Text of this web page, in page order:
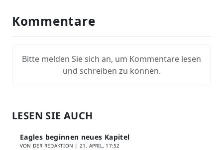
Kommentare
Bitte melden Sie sich an, um Kommentare lesen
und schreiben zu können.
LESEN SIE AUCH
Eagles beginnen neues Kapitel
VON DER REDAKTION | 21. APRIL, 17:52